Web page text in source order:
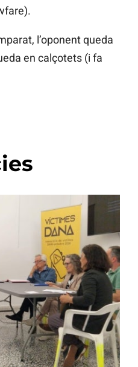
l’oponent queda
en calçotets (i fa